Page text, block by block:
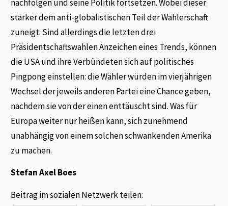
nachfolgen und seine Politik fortsetzen. Wobei dieser
stärker dem anti-globalistischen Teil der Wählerschaft
zuneigt. Sind allerdings die letzten drei
Präsidentschaftswahlen Anzeichen eines Trends, können
die USA und ihre Verbündeten sich auf politisches
Pingpong einstellen: die Wähler würden im vierjährigen
Wechsel der jeweils anderen Partei eine Chance geben,
nachdem sie von der einen enttäuscht sind. Was für
Europa weiter nur heißen kann, sich zunehmend
unabhängig von einem solchen schwankenden Amerika
zu machen.
Stefan Axel Boes
Beitrag im sozialen Netzwerk teilen: